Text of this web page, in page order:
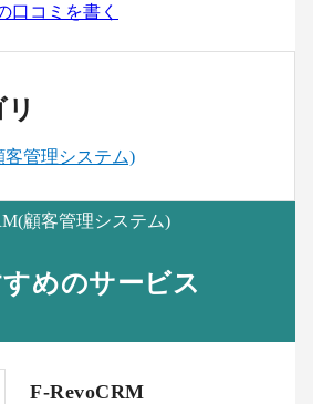
口コミを書く
客管理システム)
顧客管理システム)
めのサービス
F-RevoCRM